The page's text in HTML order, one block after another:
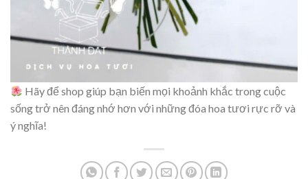
Hãy để shop giúp bạn biến mọi khoảnh khắc trong cuộc
sống trở nên đáng nhớ hơn với những đóa hoa tươi rực rỡ và
ý nghĩa!